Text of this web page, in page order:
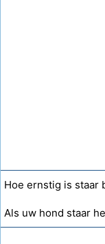
Hoe ernstig is staar
Als uw hond staar